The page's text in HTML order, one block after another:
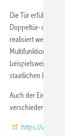
Die Tür erfülle alle
Doppeltür- oder
realisiert werden
Multifunktionstür
beispielsweise in
staatlichen
Auch der Einsatz
verschiedensten
https://